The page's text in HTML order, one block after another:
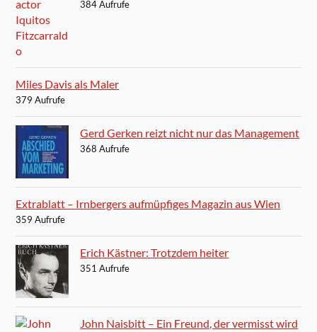
384 Aufrufe
Miles Davis als Maler
379 Aufrufe
Gerd Gerken reizt nicht nur das Management
368 Aufrufe
Extrablatt – Irnbergers aufmüpfiges Magazin aus Wien
359 Aufrufe
Erich Kästner: Trotzdem heiter
351 Aufrufe
John Naisbitt – Ein Freund, der vermisst wird